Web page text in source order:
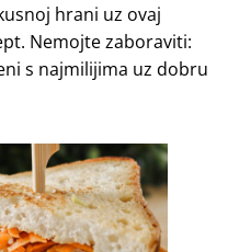
hrani uz ovaj
Nemojte zaboraviti:
s najmilijima uz dobru